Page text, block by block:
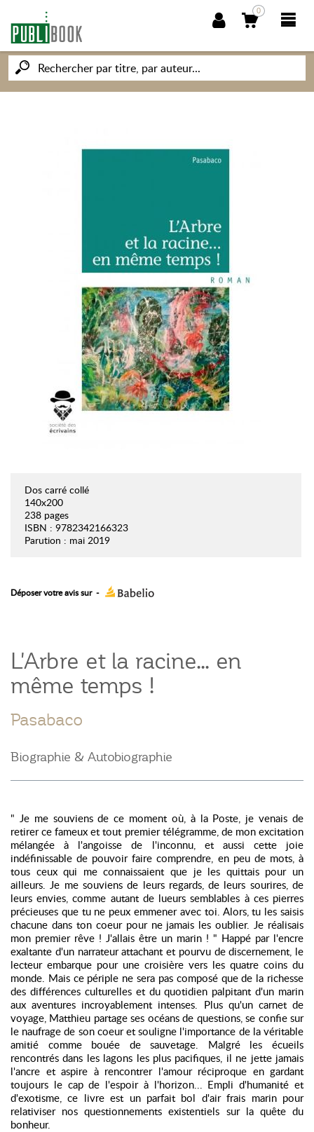
0
NOUVEAUTÉS
SOCIÉTÉ DES ÉCRIVAINS
MON PETIT ÉDITEUR
Dos carré collé
140x200
238 pages
ISBN : 9782342166323
Parution : mai 2019
Déposer votre avis sur -
L'Arbre et la racine... en
même temps !
Pasabaco
Biographie & Autobiographie
" Je me souviens de ce moment où, à la Poste, je venais de
retirer ce fameux et tout premier télégramme, de mon excitation
mélangée à l'angoisse de l'inconnu, et aussi cette joie
indéfinissable de pouvoir faire comprendre, en peu de mots, à
tous ceux qui me connaissaient que je les quittais pour un
ailleurs. Je me souviens de leurs regards, de leurs sourires, de
leurs envies, comme autant de lueurs semblables à ces pierres
précieuses que tu ne peux emmener avec toi. Alors, tu les saisis
chacune dans ton coeur pour ne jamais les oublier. Je réalisais
mon premier rêve ! J'allais être un marin ! " Happé par l'encre
exaltante d'un narrateur attachant et pourvu de discernement, le
lecteur embarque pour une croisière vers les quatre coins du
monde. Mais ce périple ne sera pas composé que de la richesse
des différences culturelles et du quotidien palpitant d'un marin
aux aventures incroyablement intenses. Plus qu'un carnet de
voyage, Matthieu partage ses océans de questions, se confie sur
le naufrage de son coeur et souligne l'importance de la véritable
amitié comme bouée de sauvetage. Malgré les écueils
rencontrés dans les lagons les plus pacifiques, il ne jette jamais
l'ancre et aspire à rencontrer l'amour réciproque en gardant
toujours le cap de l'espoir à l'horizon... Empli d'humanité et
d'exotisme, ce livre est un parfait bol d'air frais marin pour
relativiser nos questionnements existentiels sur la quête du
bonheur.